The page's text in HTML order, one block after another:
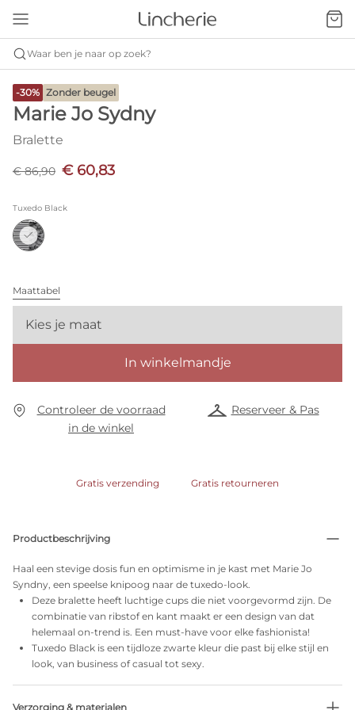
Waar ben je naar op zoek?
-30% Zonder beugel
Marie Jo Sydny
Bralette
€ 86,90 € 60,83
Tuxedo Black
Maattabel
Kies je maat
In winkelmandje
Controleer de voorraad
in de winkel
Reserveer & Pas
Gratis verzending Gratis retourneren
Productbeschrijving
Haal een stevige dosis fun en optimisme in je kast met Marie Jo
Syndny, een speelse knipoog naar de tuxedo-look.
Deze bralette heeft luchtige cups die niet voorgevormd zijn. De
combinatie van ribstof en kant maakt er een design van dat
helemaal on-trend is. Een must-have voor elke fashionista!
Tuxedo Black is een tijdloze zwarte kleur die past bij elke stijl en
look, van business of casual tot sexy.
Verzorging & materialen